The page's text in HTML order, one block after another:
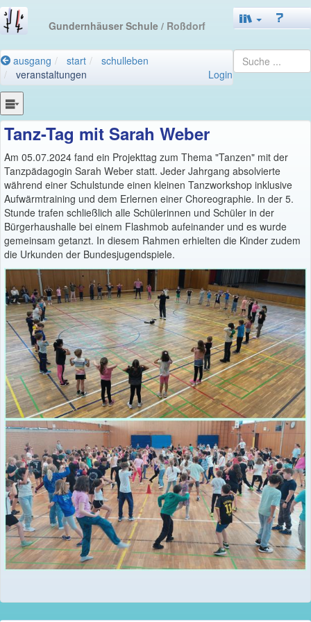
Gundernhäuser Schule / Roßdorf
ausgang start
schulleben
veranstaltungen
Login
Tanz-Tag mit Sarah Weber
Am 05.07.2024 fand ein Projekttag zum Thema "Tanzen" mit der
Tanzpädagogin Sarah Weber statt. Jeder Jahrgang absolvierte
während einer Schulstunde einen kleinen Tanzworkshop inklusive
Aufwärmtraining und dem Erlernen einer Choreographie. In der 5.
Stunde trafen schließlich alle Schülerinnen und Schüler in der
Bürgerhaushalle bei einem Flashmob aufeinander und es wurde
gemeinsam getanzt. In diesem Rahmen erhielten die Kinder zudem
die Urkunden der Bundesjugendspiele.